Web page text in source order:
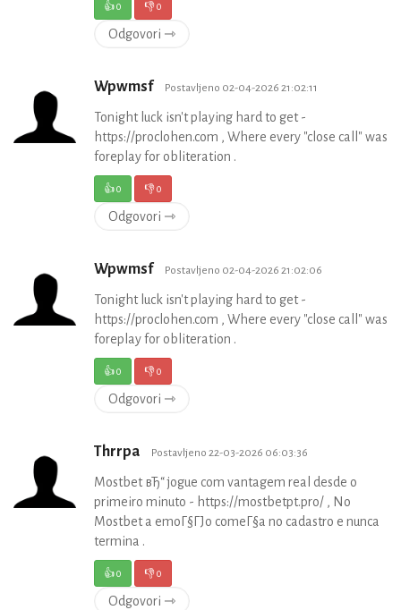
👍0 👎0
Odgovori ⇾
Wpwmsf Postavljeno 02-04-2026 21:02:11
Tonight luck isn't playing hard to get -
https://proclohen.com , Where every "close call" was
foreplay for obliteration .
👍0 👎0
Odgovori ⇾
Wpwmsf Postavljeno 02-04-2026 21:02:06
Tonight luck isn't playing hard to get -
https://proclohen.com , Where every "close call" was
foreplay for obliteration .
👍0 👎0
Odgovori ⇾
Thrrpa Postavljeno 22-03-2026 06:03:36
Mostbet вЂ“ jogue com vantagem real desde o
primeiro minuto - https://mostbetpt.pro/ , No
Mostbet a emoГ§ГЈo comeГ§a no cadastro e nunca
termina .
👍0 👎0
Odgovori ⇾